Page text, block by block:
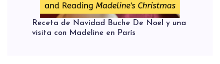
Receta de Navidad Buche De Noel y una
visita con Madeline en París